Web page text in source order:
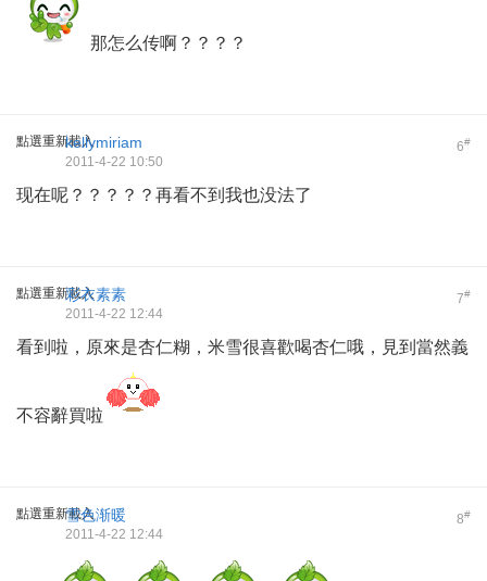
那怎么传啊？？？？
點選重新載入 6#
kellymiriam
2011-4-22 10:50
现在呢？？？？？再看不到我也没法了
點選重新載入 7#
彩衣素素
2011-4-22 12:44
看到啦，原來是杏仁糊，米雪很喜歡喝杏仁哦，見到當然義
不容辭買啦
點選重新載入 8#
雪色渐暖
2011-4-22 12:44